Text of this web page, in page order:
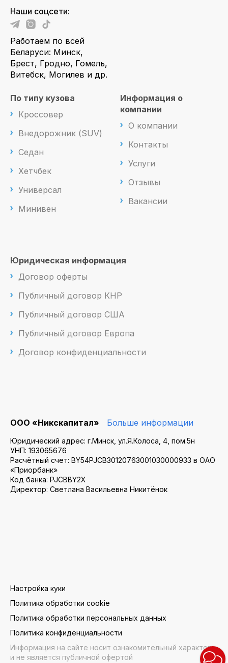
Наши соцсети:
Работаем по всей
Беларуси: Минск,
Брест, Гродно, Гомель,
Витебск, Могилев и др.
По типу кузова
Кроссовер
Внедорожник (SUV)
Седан
Хетчбек
Универсал
Минивен
Информация о
компании
О компании
Контакты
Услуги
Отзывы
Вакансии
Юридическая информация
Договор оферты
Публичный договор КНР
Публичный договор США
Публичный договор Европа
Договор конфиденциальности
ООО «Никскапитал» Больше информации
Юридический адрес: г.Минск, ул.Я.Колоса, 4, пом.5н
УНП: 193065676
Расчётный счет: BY54PJCB30120763001030000933 в ОАО
«Приорбанк»
Код банка: PJCBBY2X
Директор: Светлана Васильевна Никитёнок
Настройка куки
Политика обработки cookie
Политика обработки персональных данных
Политика конфиденциальности
Информация на сайте носит ознакомительный характер
и не является публичной офертой